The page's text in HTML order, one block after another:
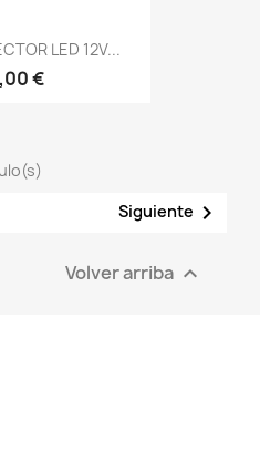
LED 12V...
€
Siguiente 
Volver arriba 